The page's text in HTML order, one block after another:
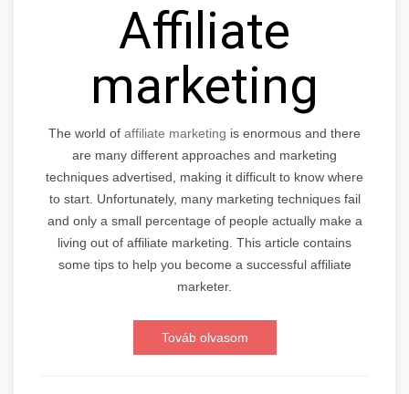
Affiliate
marketing
The world of affiliate marketing is enormous and there
are many different approaches and marketing
techniques advertised, making it difficult to know where
to start. Unfortunately, many marketing techniques fail
and only a small percentage of people actually make a
living out of affiliate marketing. This article contains
some tips to help you become a successful affiliate
marketer.
Továb olvasom